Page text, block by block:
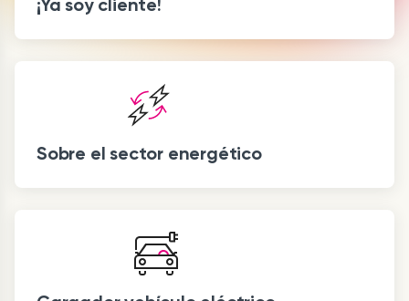
¡Ya soy cliente!
Sobre el sector energético